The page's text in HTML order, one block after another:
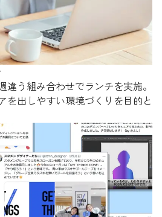
違う組み合わせでランチを実施。
を出しやすい環境づくりを目的と